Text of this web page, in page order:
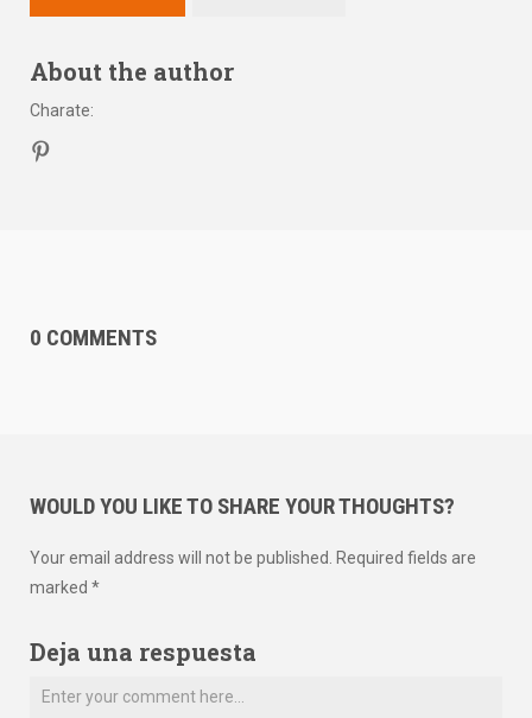
About the author
Charate:
0 COMMENTS
WOULD YOU LIKE TO SHARE YOUR THOUGHTS?
Your email address will not be published. Required fields are
marked *
Deja una respuesta